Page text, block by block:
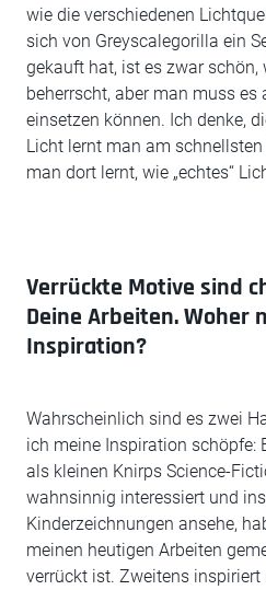
wie die verschiedenen
sich von Greyscalegorilla ein
gekauft hat, ist es zwar schön,
beherrscht, aber man muss es
einsetzen können. Ich denke,
Licht lernt man am
man dort lernt, wie „echtes“
Verrückte Motive sind
Deine Arbeiten. Woher
Inspiration?
Wahrscheinlich sind es zwei
ich meine Inspiration schöpfe:
als kleinen Knirps Science-
wahnsinnig interessiert und
Kinderzeichnungen ansehe,
meinen heutigen Arbeiten
verrückt ist. Zweitens